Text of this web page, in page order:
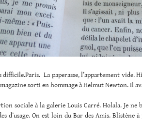
La paperasse, l’appartement vide.
sorti en hommage à Helmut Newton. Il
sociale à la galerie Louis Carré. Holala. Je ne
d’usage. On est loin du Bar des Amis. Blistène